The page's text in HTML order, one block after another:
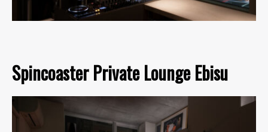
Spincoaster Private Lounge Ebisu